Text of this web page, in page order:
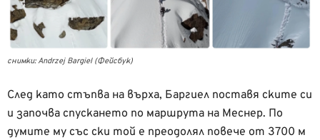
снимки: Andrzej Bargiel (Фейсбук)
След като стъпва на върха, Баргиел поставя ските си
и започва спускането по маршрута на Меснер. По
думите му със ски той е преодолял повече от 3700 м